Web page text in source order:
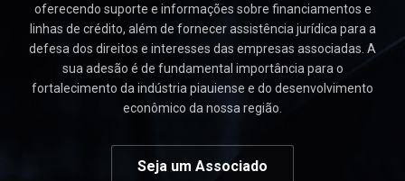
oferecendo suporte e informações sobre financiamentos e
linhas de crédito, além de fornecer assistência jurídica para a
defesa dos direitos e interesses das empresas associadas. A
sua adesão é de fundamental importância para o
fortalecimento da indústria piauiense e do desenvolvimento
econômico da nossa região.
Seja um Associado